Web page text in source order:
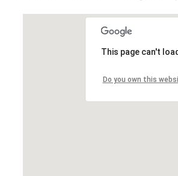
This page can't
Do you own this